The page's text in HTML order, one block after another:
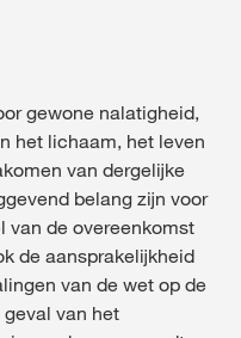
gewone nalatigheid,
het lichaam, het leven
van dergelijke
belang zijn voor
van de overeenkomst
de aansprakelijkheid
van de wet op de
van het